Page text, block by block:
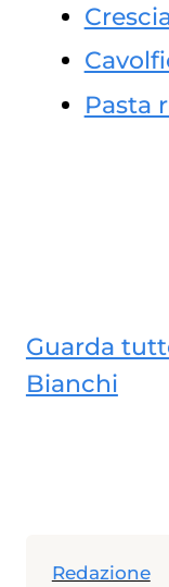
Pasta
Guarda
Bianchi
Redazione